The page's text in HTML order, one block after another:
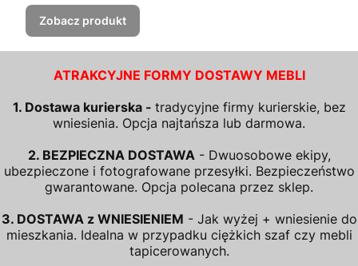
Zobacz produkt
ATRAKCYJNE FORMY DOSTAWY MEBLI
1. Dostawa kurierska - tradycyjne firmy kurierskie, bez
wniesienia. Opcja najtańsza lub darmowa.
2. BEZPIECZNA DOSTAWA- Dwuosobowe ekipy,
ubezpieczone i fotografowane przesyłki. Bezpieczeństwo
gwarantowane. Opcja polecana przez sklep.
3. DOSTAWA z WNIESIENIEM - Jak wyżej + wniesienie do
mieszkania. Idealna w przypadku ciężkich szaf czy mebli
tapicerowanych.